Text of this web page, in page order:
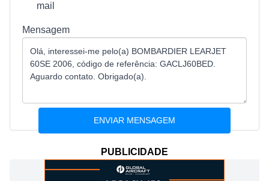
mail
Mensagem
PUBLICIDADE